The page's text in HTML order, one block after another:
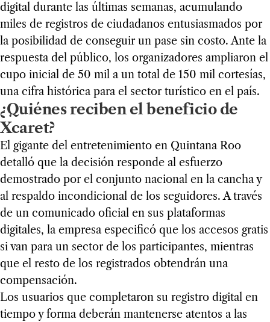
digital durante las últimas semanas, acumulando
miles de registros de ciudadanos entusiasmados por
la posibilidad de conseguir un pase sin costo. Ante la
respuesta del público, los organizadores ampliaron el
cupo inicial de 50 mil a un total de 150 mil cortesías,
una cifra histórica para el sector turístico en el país.
¿Quiénes reciben el beneficio de
Xcaret?
El gigante del entretenimiento en Quintana Roo
detalló que la decisión responde al esfuerzo
demostrado por el conjunto nacional en la cancha y
al respaldo incondicional de los seguidores. A través
de un comunicado oficial en sus plataformas
digitales, la empresa especificó que los accesos gratis
si van para un sector de los participantes, mientras
que el resto de los registrados obtendrán una
compensación.
Los usuarios que completaron su registro digital en
tiempo y forma deberán mantenerse atentos a las